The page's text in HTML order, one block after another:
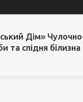
Дім»
та спідня